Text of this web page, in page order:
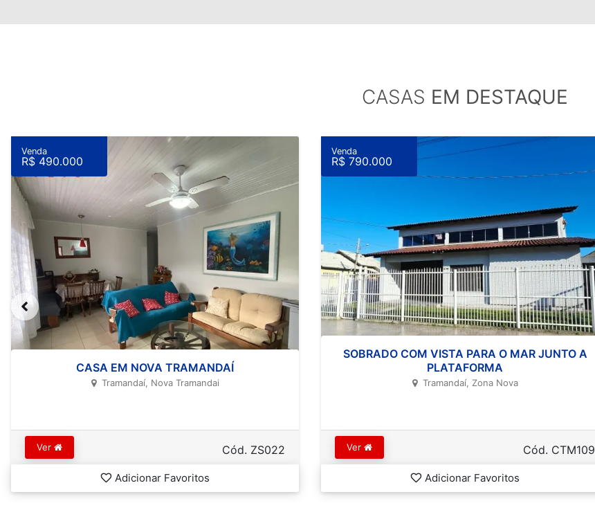
CASAS EM DESTAQUE
CASA EM NOVA TRAMANDAÍ
Tramandaí, Nova Tramandai
Venda
R$ 490.000
Ver Cód. ZS022
Adicionar Favoritos
SOBRADO COM VISTA PARA O MAR JUNTO A
PLATAFORMA
Tramandaí, Zona Nova
Venda
R$ 790.000
Ver Cód. CTM109
Adicionar Favoritos